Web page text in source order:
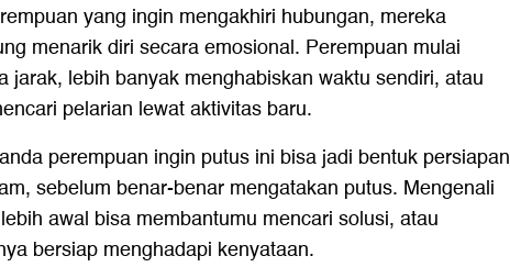
yang ingin mengakhiri hubungan, mereka
menarik diri secara emosional. Perempuan mulai
jarak, lebih banyak menghabiskan waktu sendiri, atau
pelarian lewat aktivitas baru.
perempuan ingin putus ini bisa jadi bentuk persiapan
sebelum benar-benar mengatakan putus. Mengenali
awal bisa membantumu mencari solusi, atau
bersiap menghadapi kenyataan.